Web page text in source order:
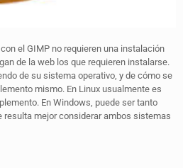
el GIMP no requieren una instalación
de la web los que requieren instalarse.
de su sistema operativo, y de cómo se
mismo. En Linux usualmente es
En Windows, puede ser tanto
mejor considerar ambos sistemas